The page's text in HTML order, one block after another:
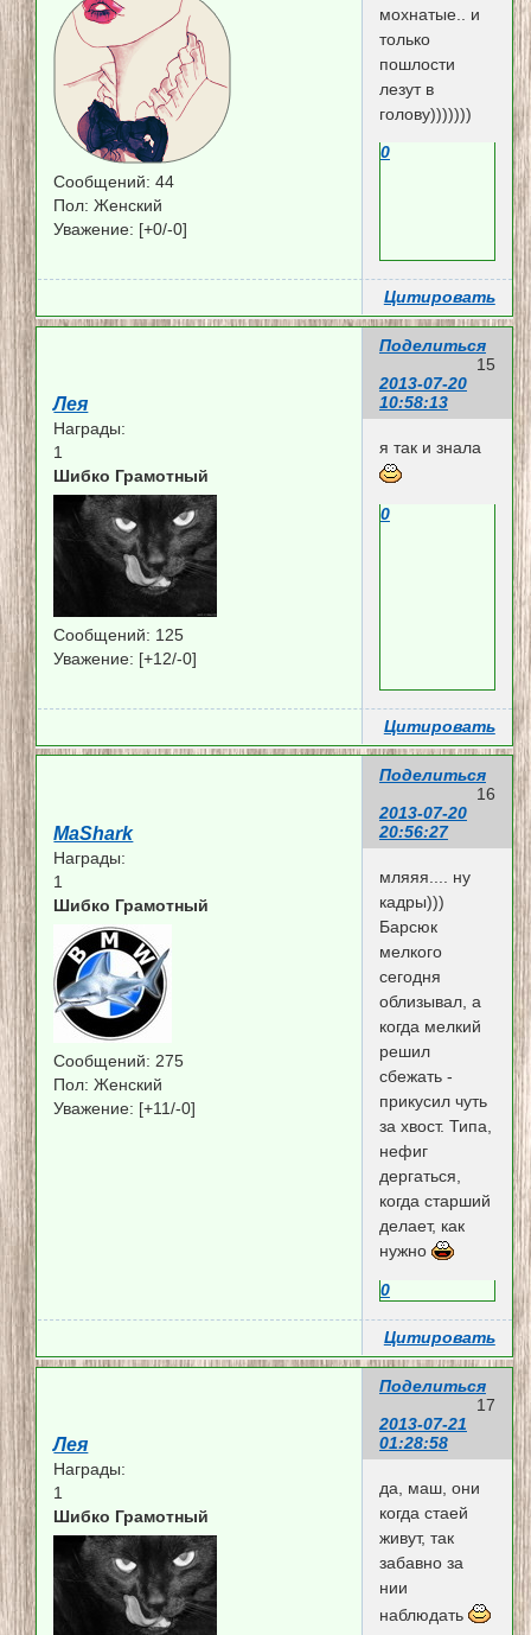
Сообщений: 44
Пол: Женский
Уважение: [+0/-0]
мохнатые.. и
только
пошлости
лезут в
голову)))))))
0
Цитировать
Поделиться
15
2013-07-20
10:58:13
Лея
Награды:
1
Шибко Грамотный
Сообщений: 125
Уважение: [+12/-0]
я так и знала
0
Цитировать
Поделиться
16
2013-07-20
20:56:27
MaShark
Награды:
1
Шибко Грамотный
Сообщений: 275
Пол: Женский
Уважение: [+11/-0]
мляяя.... ну
кадры)))
Барсюк
мелкого
сегодня
облизывал, а
когда мелкий
решил
сбежать -
прикусил чуть
за хвост. Типа,
нефиг
дергаться,
когда старший
делает, как
нужно
0
Цитировать
Поделиться
17
2013-07-21
01:28:58
Лея
Награды:
1
Шибко Грамотный
да, маш, они
когда стаей
живут, так
забавно за
нии
наблюдать